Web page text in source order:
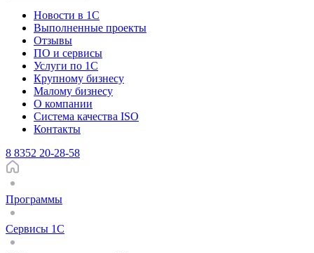
Новости в 1С
Выполненные проекты
Отзывы
ПО и сервисы
Услуги по 1С
Крупному бизнесу
Малому бизнесу
О компании
Система качества ISO
Контакты
8 8352 20-28-58
Программы
Сервисы 1С